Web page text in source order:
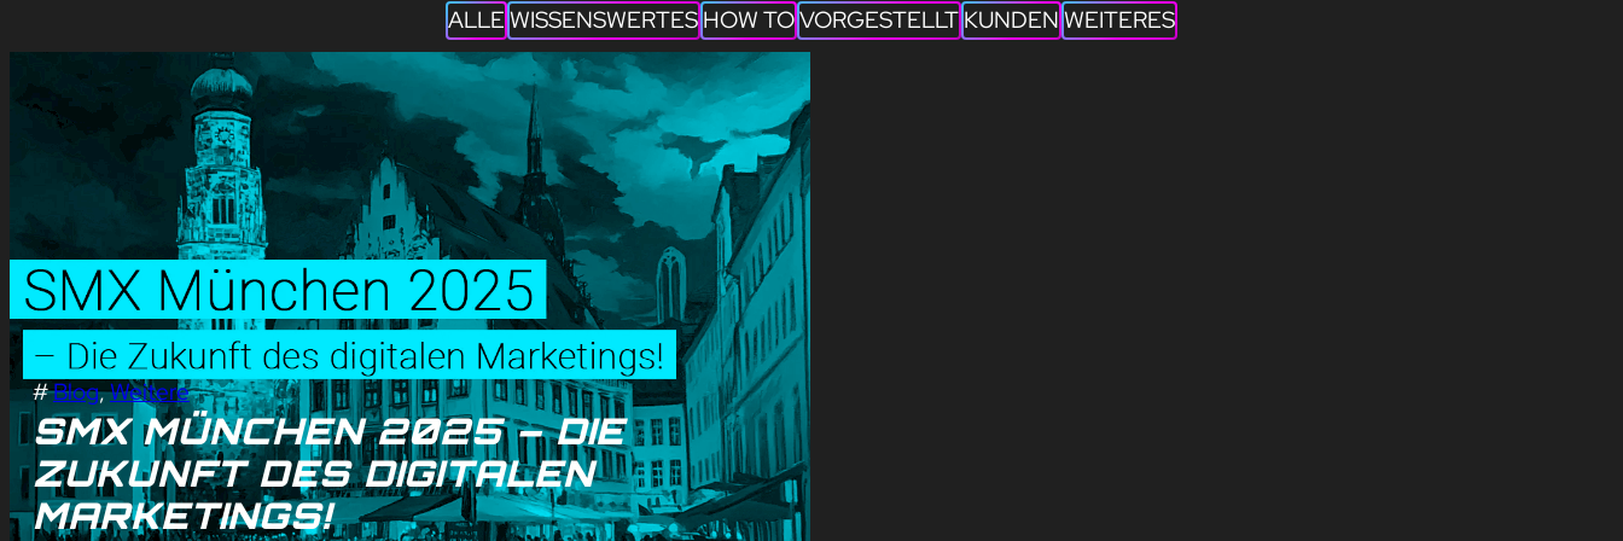
ALLE WISSENSWERTES HOW TOVORGESTELLT KUNDEN WEITERES
#Blog, Weitere
SMX MÜNCHEN 2025 – DIE
ZUKUNFT DES DIGITALEN
MARKETINGS!